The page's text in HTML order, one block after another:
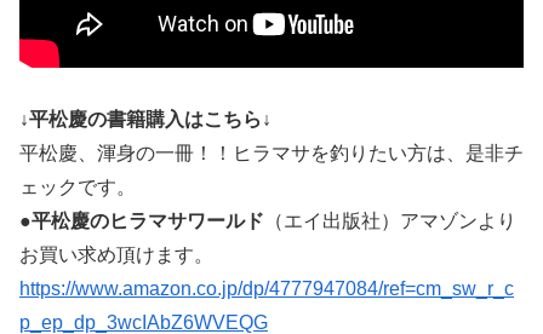
↓平松慶の書籍購入はこちら↓
平松慶、渾身の一冊！！ヒラマサを釣りたい方は、是非チ
ェックです。
●平松慶のヒラマサワールド （エイ出版社）アマゾンより
お買い求め頂けます。
https://www.amazon.co.jp/dp/4777947084/ref=cm_sw_r_c
p_ep_dp_3wcIAbZ6WVEQG